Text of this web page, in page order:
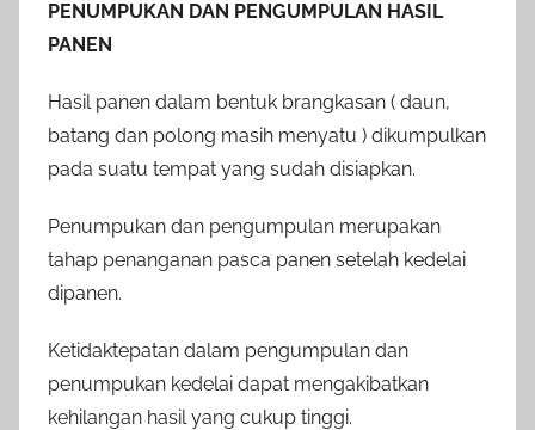
PENUMPUKAN DAN PENGUMPULAN HASIL
PANEN
Hasil panen dalam bentuk brangkasan ( daun,
batang dan polong masih menyatu ) dikumpulkan
pada suatu tempat yang sudah disiapkan.
Penumpukan dan pengumpulan merupakan
tahap penanganan pasca panen setelah kedelai
dipanen.
Ketidaktepatan dalam pengumpulan dan
penumpukan kedelai dapat mengakibatkan
kehilangan hasil yang cukup tinggi.